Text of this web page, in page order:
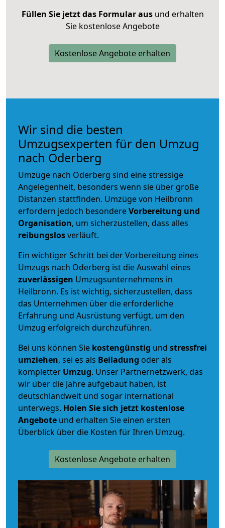
Füllen Sie jetzt das Formular ausund erhalten
Sie kostenlose Angebote
Kostenlose Angebote erhalten
Wir sind die besten
Umzugsexperten für den Umzug
nach Oderberg
Umzüge nach Oderberg sind eine stressige
Angelegenheit, besonders wenn sie über große
Distanzen stattfinden. Umzüge von Heilbronn
erfordern jedoch besondereVorbereitung und
Organisation, um sicherzustellen, dass alles
reibungslosverläuft.
Ein wichtiger Schritt bei der Vorbereitung eines
Umzugs nach Oderberg ist die Auswahl eines
zuverlässigen Umzugsunternehmens in
Heilbronn. Es ist wichtig, sicherzustellen, dass
das Unternehmen über die erforderliche
Erfahrung und Ausrüstung verfügt, um den
Umzug erfolgreich durchzuführen.
Bei uns können Sie kostengünstig und stressfrei
umziehen, sei es als Beiladung oder als
kompletter Umzug. Unser Partnernetzwerk, das
wir über die Jahre aufgebaut haben, ist
deutschlandweit und sogar international
unterwegs. Holen Sie sich jetzt kostenlose
Angebote und erhalten Sie einen ersten
Überblick über die Kosten für Ihren Umzug.
Kostenlose Angebote erhalten